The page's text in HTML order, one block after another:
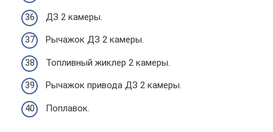
ДЗ 2 камеры.
Рычажок ДЗ 2 камеры.
Топливный жиклер 2 камеры.
Рычажок привода ДЗ 2 камеры.
Поплавок.